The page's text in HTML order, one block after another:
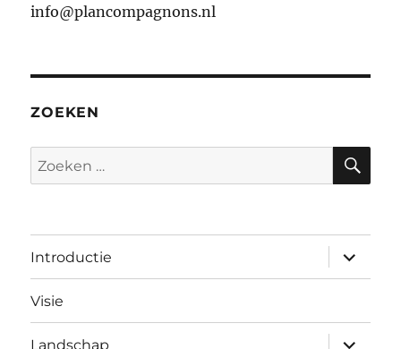
info@plancompagnons.nl
ZOEKEN
Zoeken
naar:
Introductie
Visie
Landschap